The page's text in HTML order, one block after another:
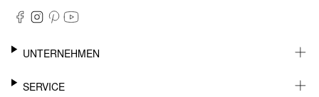
UNTERNEHMEN
KARRIERE
SERVICE